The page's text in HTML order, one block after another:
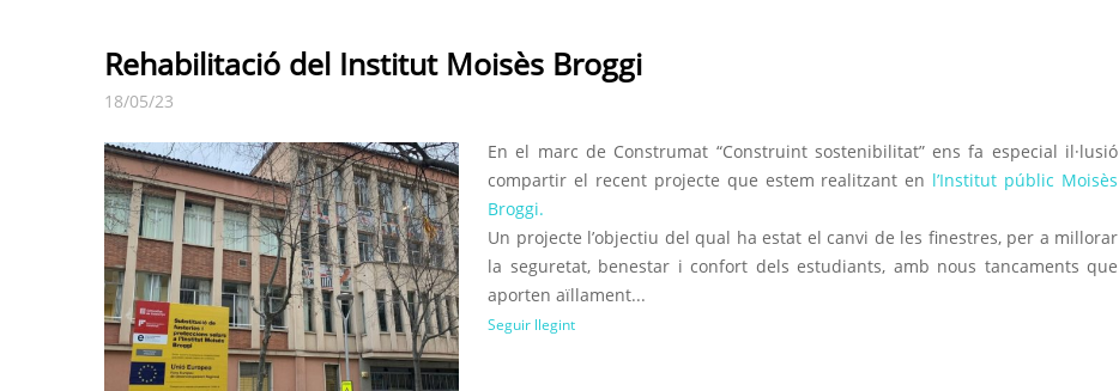
Rehabilitació del Institut Moisès Broggi
18/05/23
En el marc de Construmat “Construint sostenibilitat” ens fa especial il·lusió
compartir el recent projecte que estem realitzant en l’Institut públic Moisès
Broggi.
Un projecte l’objectiu del qual ha estat el canvi de les finestres, per a millorar
la seguretat, benestar i confort dels estudiants, amb nous tancaments que
aporten aïllament...
Seguir llegint